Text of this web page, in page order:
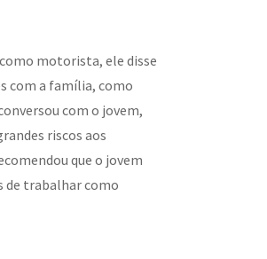
motorista, ele disse
com a família, como
com o jovem,
riscos aos
que o jovem
de trabalhar como